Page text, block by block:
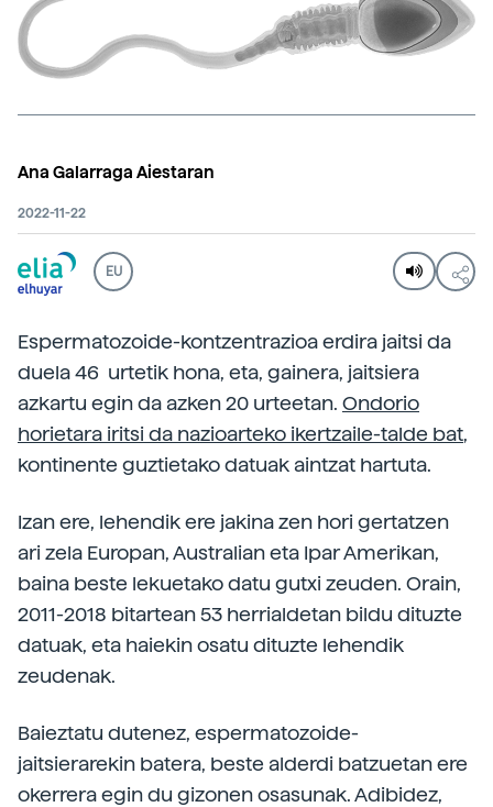
Ana Galarraga Aiestaran
2022-11-22
EU
Espermatozoide-kontzentrazioa erdira jaitsi da
duela 46 urtetik hona, eta, gainera, jaitsiera
azkartu egin da azken 20 urteetan. Ondorio
horietara iritsi da nazioarteko ikertzaile-talde bat,
kontinente guztietako datuak aintzat hartuta.
Izan ere, lehendik ere jakina zen hori gertatzen
ari zela Europan, Australian eta Ipar Amerikan,
baina beste lekuetako datu gutxi zeuden. Orain,
2011-2018 bitartean 53 herrialdetan bildu dituzte
datuak, eta haiekin osatu dituzte lehendik
zeudenak.
Baieztatu dutenez, espermatozoide-
jaitsierarekin batera, beste alderdi batzuetan ere
okerrera egin du gizonen osasunak. Adibidez,